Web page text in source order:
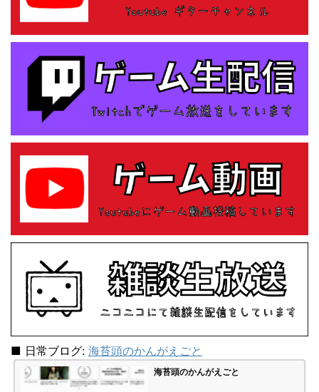
■ 日常ブログ: 海苔頭のかんがえごと
海苔頭のかんがえごと